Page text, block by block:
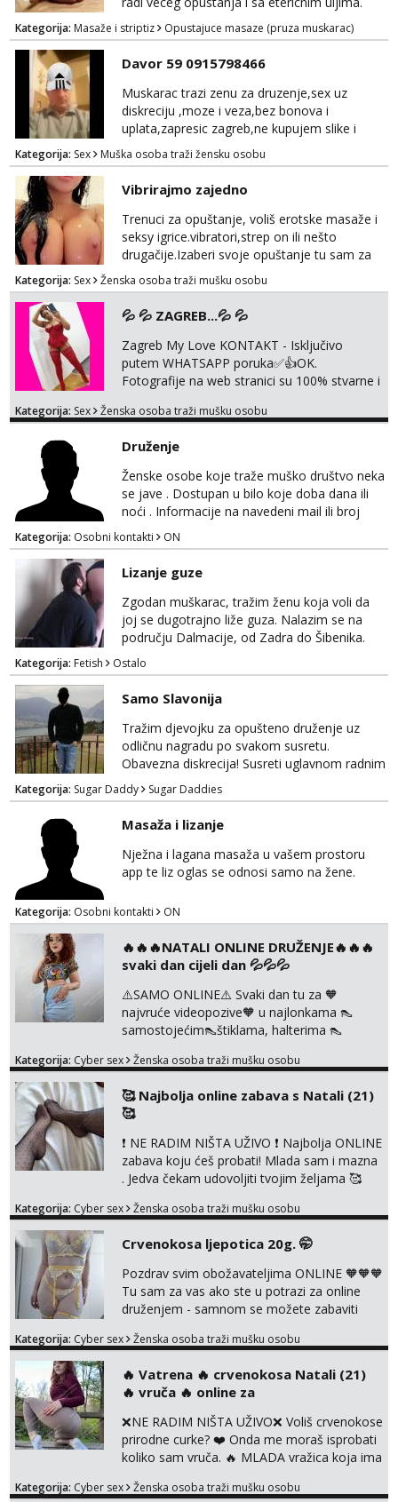
Radi se o kompletnoj masazi cijelog tijela od
glave do pete, ili ako ne odgovara po
dogovoru naravno. Godine nisu bitne, ali
higijena i diskrecija su jako bitni. Sve ostale
informacije moze na mail:
opustajucamasaza@hotmail.com Ili wapp
+385 95 5547 045
Kategorija: Masaže i striptiz Opustajuce masaze (pruza muskarac)
Davor 59 0915798466
Muskarac trazi zenu za druzenje,sex uz
diskreciju ,moze i veza,bez bonova i
uplata,zapresic zagreb,ne kupujem slike i
videa
Kategorija: Sex Muška osoba traži žensku osobu
Vibrirajmo zajedno
Trenuci za opuštanje, voliš erotske masaže i
seksy igrice.vibratori,strep on ili nešto
drugačije.Izaberi svoje opuštanje tu sam za
tebe.sve info na mob 095/762-8147
Kategorija: Sex Ženska osoba traži mušku osobu
💦 💦 ZAGREB...💦 💦
Zagreb My Love KONTAKT - Isključivo
putem WHATSAPP poruka✅️👍OK.
Fotografije na web stranici su 100% stvarne i
dobrodošli! Ali informacije ću vam poslati
stanu; čista kupaonica i ručnici za vas prije ili
poslije masaže, nalazim se u centru grada. 🚫
NE POZIVI ,❌️ NE SEXCAM, ❌️NE
SEXCHATTING🚫...
Kategorija: Sex Ženska osoba traži mušku osobu
Druženje
Ženske osobe koje traže muško društvo neka
se jave . Dostupan u bilo koje doba dana ili
noći . Informacije na navedeni mail ili broj
mobitela.
Kategorija: Osobni kontakti ON
Lizanje guze
Zgodan muškarac, tražim ženu koja voli da
joj se dugotrajno liže guza. Nalazim se na
području Dalmacije, od Zadra do Šibenika.
Kategorija: Fetish Ostalo
Samo Slavonija
Tražim djevojku za opušteno druženje uz
odličnu nagradu po svakom susretu.
Obavezna diskrecija! Susreti uglavnom radnim
danima tijekom dana ali nije uvjet. Samo
Slavonija. osmarios984@gmail.com
Kategorija: Sugar Daddy Sugar Daddies
Masaža i lizanje
Nježna i lagana masaža u vašem prostoru
app te liz oglas se odnosi samo na žene.
Kategorija: Osobni kontakti ON
🔥🔥🔥NATALI ONLINE DRUŽENJE🔥🔥🔥
svaki dan cijeli dan 💦💦💦
⚠️SAMO ONLINE⚠️ Svaki dan tu za 🧡
najvruće videopozive🧡 u najlonkama 👠
samostojećim👠štiklama, halterima 👠
dogovoru 🧡 Dopisivanja hot chat🧡 o
🧡 Videa🧡 solo squirt, razne anal igračke,
vibratori, s PARTNEROM, S KOLEGICAMA
lizanje, striptiz, footfetiši itd 🔞 ❣️Radim već
jako dugo, imam iskustva i više načina pla...
Kategorija: Cyber sex Ženska osoba traži mušku osobu
🥰 Najbolja online zabava s Natali (21)
🥰
❗ NE RADIM NIŠTA UŽIVO ❗ Najbolja ONLINE
zabava koju ćeš probati! Mlada sam i mazna
. Jedva čekam udovoljiti tvojim željama 🥰
se dogovorimo kako ćemo se zabaviti.
foto i video materijal u kojem se sama
diram, s kolegicama, s dečkom, igračkama
itd. Radim dopisivanje o seksi temama koje
nas uzbuđuju 🤭 Čekam...
Kategorija: Cyber sex Ženska osoba traži mušku osobu
Crvenokosa ljepotica 20g. 🤭
Pozdrav svim obožavateljima ONLINE 🧡🧡🧡
Tu sam za vas ako ste u potrazi za online
druženjem - samnom se možete zabaviti
dovoljna radim i u paru i trojci s kolegicama,
uz slike i hot line pozive. Za vas sam
pripremila i slike s licem u raznim
kombinacijama isto kao i razna videa 😈
Volim kinky stvari i dominaciju 🤫 ...
Kategorija: Cyber sex Ženska osoba traži mušku osobu
‎️‍🔥 Vatrena ‎️‍🔥 crvenokosa Natali (21)
‎️‍🔥 vruča‎ ️‍🔥 online za
❌NE RADIM NIŠTA UŽIVO❌ Voliš crvenokose
prirodne curke? ❤️ Onda me moraš isprobati
koliko sam vruča.‎ ️‍🔥 MLADA vražica koja ima
prljave i u svemu vidim samo užitak. 💦 U
Kategorija: Cyber sex Ženska osoba traži mušku osobu